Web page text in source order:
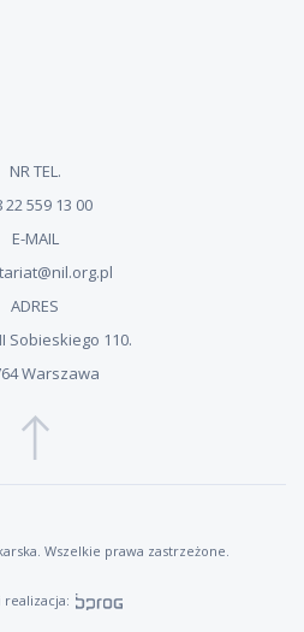
NR TEL.
22 559 13 00
E-MAIL
ADRES
Sobieskiego 110.
Warszawa
Wszelkie prawa zastrzeżone.
realizacja: